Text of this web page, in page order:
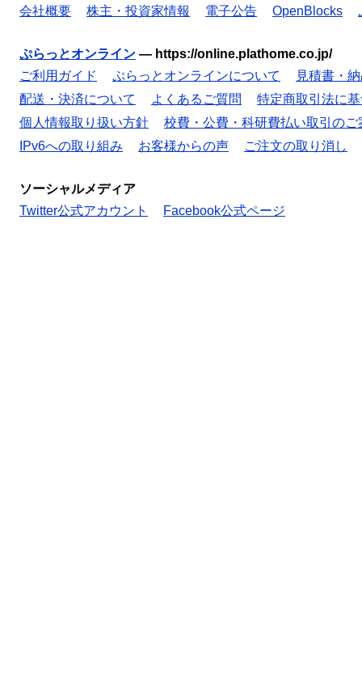
会社概要 株主・投資家情報 電子公告 OpenBlocks
ぷらっとオンライン — https://online.plathome.co.jp/
ご利用ガイド
ぷらっとオンラインについて
見積書・
配送・決済について
よくあるご質問
特定商取引法に
個人情報取り扱い方針
校費・公費・科研費払い取引のご
IPv6への取り組み
お客様からの声 ご注文の取り消し
ソーシャルメディア
Twitter公式アカウント
Facebook公式ページ